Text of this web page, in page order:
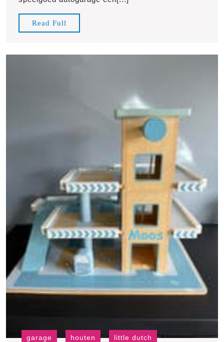
Read Full
Full
garage houten little dutch